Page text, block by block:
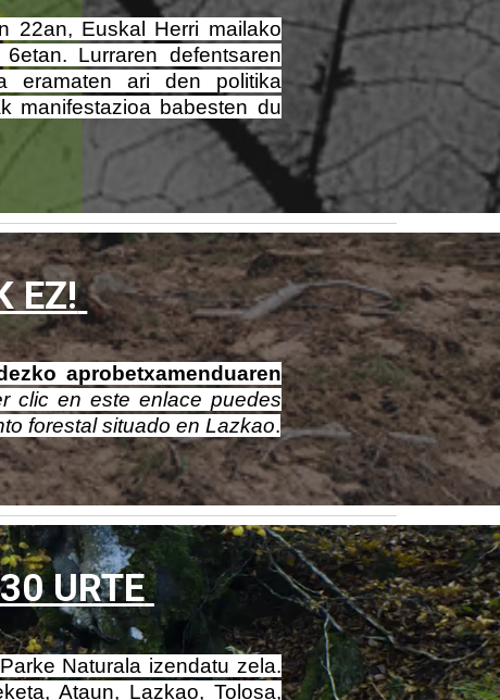
22an, Euskal Herri mailako
Lurraren defentsaren
eramaten ari den politika
manifestazioa babesten du
EZ!
aprobetxamenduaren
clic en este enlace puedes
forestal situado en Lazkao.
URTE
Naturala izendatu zela.
Ataun, Lazkao, Tolosa,